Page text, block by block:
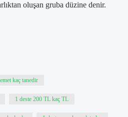
oluşan gruba düzine denir.
kaç tanedir
1 deste 200 TL kaç TL